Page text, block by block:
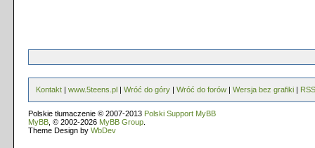
Kontakt | www.5teens.pl | Wróć do góry | Wróć do forów | Wersja bez grafiki | RSS
Polskie tłumaczenie © 2007-2013 Polski Support MyBB
MyBB , © 2002-2026 MyBB Group
Theme Design by WbDev